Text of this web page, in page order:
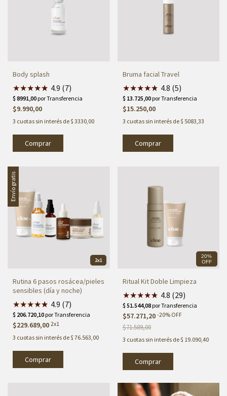
Body splash
★★★★★
★ 4.9 (7)
$9.990,00
3 cuotas sin interés de$ 3330,00
Comprar
Bruma facial Travel
★★★★★
★ 4.8 (5)
$15.250,00
3 cuotas sin interés de$ 5083,33
Envío gratis
2x1
Rutina 6 pasos rosácea/pieles
sensibles (día y noche)
★★★★★
★ 4.9 (7)
$229.689,00 2x1
3 cuotas sin interés de$ 76.563,00
20%
OFF
Ritual Kit Doble Limpieza
★★★★★
★ 4.8 (29)
$57.271,20 -20% OFF
$71.589,00
3 cuotas sin interés de$ 19.090,40
Comprar